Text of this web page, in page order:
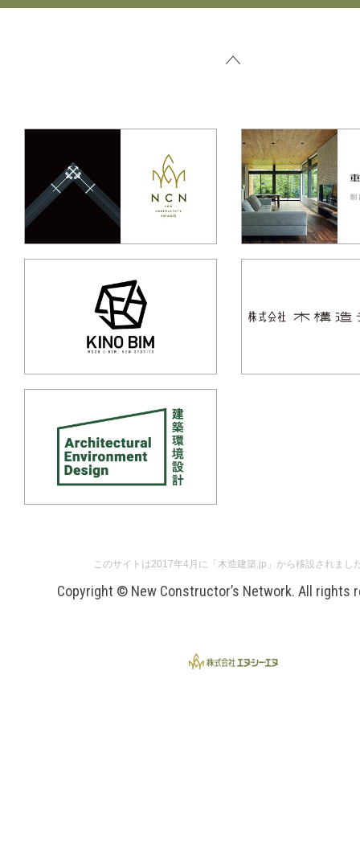
このサイトは2017年4月に「木造建築.jp」から移設されまし
Copyright © New Constructor’s Network. All rights